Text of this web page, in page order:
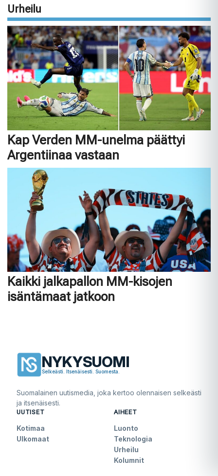
Urheilu
Kap Verden MM-unelma päättyi
Argentiinaa vastaan
Kaikki jalkapallon MM-kisojen
isäntämaat jatkoon
NYKYSUOMI
Selkeästi. Itsenäisesti. Suomesta.
Suomalainen uutismedia, joka kertoo olennaisen selkeästi
ja itsenäisesti.
UUTISET
Kotimaa
Ulkomaat
AIHEET
Luonto
Teknologia
Urheilu
Kolumnit